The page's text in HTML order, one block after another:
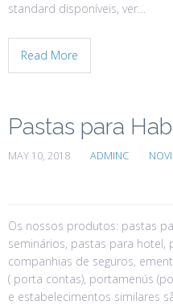
standard disponíveis, ver…
Read More
Pastas para
MAY 10, 2018 ADMINC
Os nossos produtos: pastas
seminários, pastas para hotel,
companhias de seguros,
( porta contas), portamenús
e estabelecimentos similares